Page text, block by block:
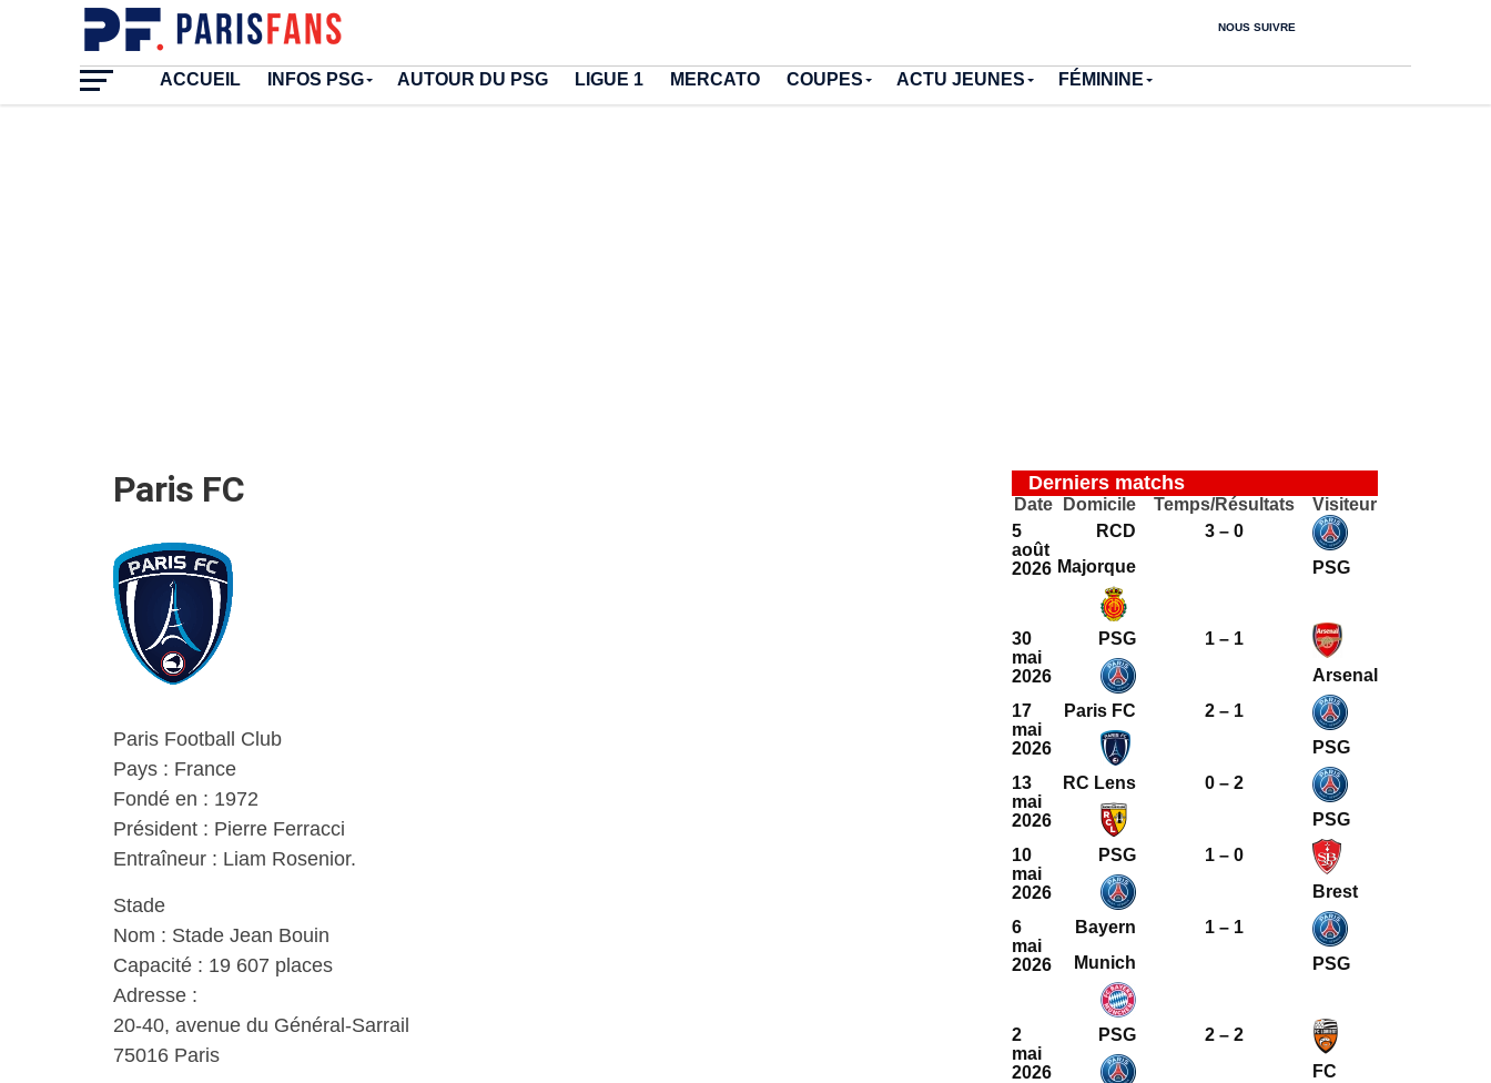
NOUS SUIVRE
ACCUEIL INFOS PSG AUTOUR DU PSG LIGUE 1 MERCATO COUPES ACTU JEUNES FÉMININE
Paris FC
Paris Football Club
Pays : France
Fondé en : 1972
Président : Pierre Ferracci
Entraîneur : Liam Rosenior.
Stade
Nom : Stade Jean Bouin
Capacité : 19 607 places
Adresse :
20-40, avenue du Général-Sarrail
75016 Paris
Derniers matchs
Date Domicile Temps/Résultats
Visiteur
5
août
2026
RCD
Majorque
3 – 0
PSG
30
mai
2026
PSG
1 – 1
Arsenal
17
mai
2026
Paris FC
2 – 1
PSG
13
mai
2026
RC Lens
0 – 2
PSG
10
mai
2026
PSG
1 – 0
Brest
6
mai
2026
Bayern
Munich
1 – 1
PSG
2
mai
2026
PSG
2 – 2
FC